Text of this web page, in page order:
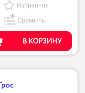
Избранное
Сравнить
В КОРЗИНУ